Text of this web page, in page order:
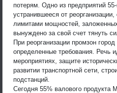
потерям. Одно из предприятий
устранившееся от
лимитами мощностей,
вынуждено за свой счет тянуть
При реорганизации промзон
определенные требования. Речь
мероприятиях, защите
развитии транспортной сети,
подстанций.
Сегодня 55% валового продукта